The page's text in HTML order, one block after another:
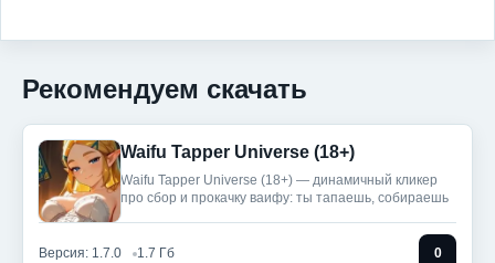
Рекомендуем скачать
Waifu Tapper Universe (18+)
Waifu Tapper Universe (18+) — динамичный кликер
про сбор и прокачку ваифу: ты тапаешь, собираешь
Версия: 1.7.0 1.7 Гб 0